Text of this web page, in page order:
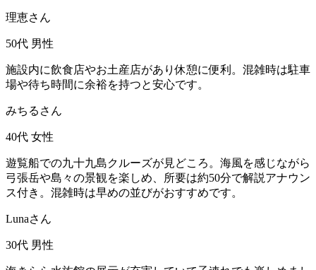
理恵さん
50代 男性
施設内に飲食店やお土産店があり休憩に便利。混雑時は駐車
場や待ち時間に余裕を持つと安心です。
みちるさん
40代 女性
遊覧船での九十九島クルーズが見どころ。海風を感じながら
弓張岳や島々の景観を楽しめ、所要は約50分で解説アナウン
ス付き。混雑時は早めの並びがおすすめです。
Lunaさん
30代 男性